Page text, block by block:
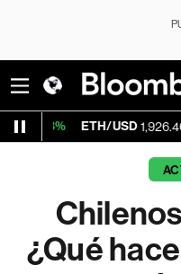
ETH/USD 1,926.468
¿Qué